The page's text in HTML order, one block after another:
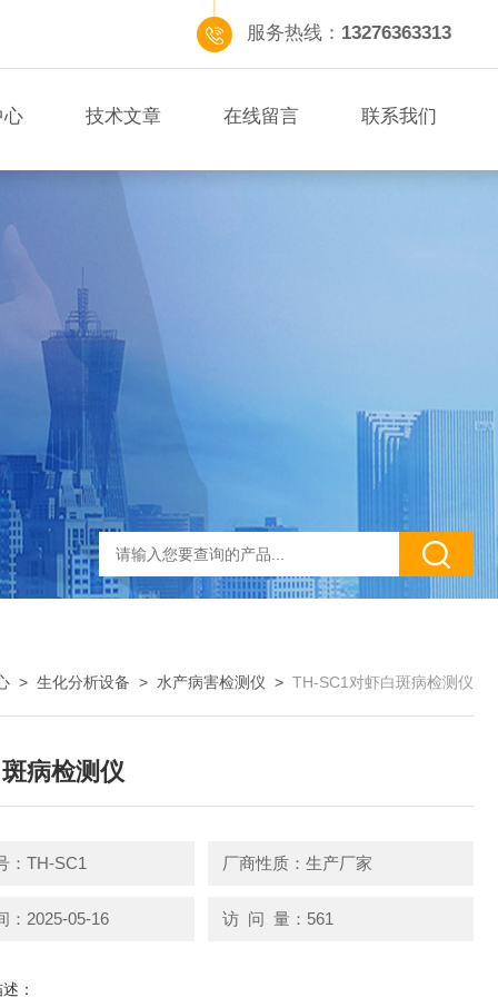
服务热线： 13276363313
心 技术文章 在线留言 联系我们
> 生化分析设备 > 水产病害检测仪 > TH-SC1对虾白斑病检测仪
病检测仪
：TH-SC1 厂商性质：生产厂家
：2025-05-16 访 问 量：561
：